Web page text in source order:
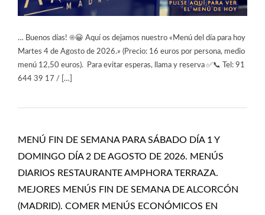
… Buenos días! ☀️😀 Aquí os dejamos nuestro «Menú del día para hoy
Martes 4 de Agosto de 2026.» (Precio: 16 euros por persona, medio
menú 12,50 euros). Para evitar esperas, llama y reserva ✅📞 Tel: 91
644 39 17 / […]
MENÚ FIN DE SEMANA PARA SÁBADO DÍA 1 Y
DOMINGO DÍA 2 DE AGOSTO DE 2026. MENÚS
DIARIOS RESTAURANTE AMPHORA TERRAZA.
MEJORES MENÚS FIN DE SEMANA DE ALCORCÓN
(MADRID). COMER MENÚS ECONÓMICOS EN